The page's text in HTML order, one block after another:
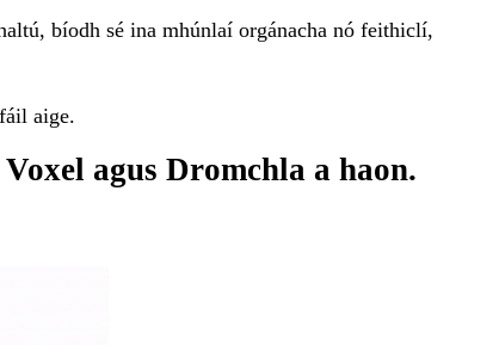
bíodh sé ina mhúnlaí orgánacha nó feithiclí,
aige.
agus Dromchla a haon.